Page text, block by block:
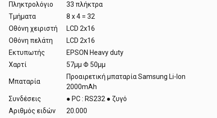
Πληκτρολόγιο
33 πλήκτρα
Τμήματα
8 x 4 = 32
Οθόνη χειριστή
LCD 2x16
Οθόνη πελάτη
LCD 2x16
Εκτυπωτής
EPSON Heavy duty
Χαρτί
57μμ Φ 50μμ
Μπαταρία
Προαιρετική μπαταρία Samsung Li-Ion
2000mAh
Συνδέσεις
● PC : RS232 ● ζυγό
Αριθμός ειδών
20.000